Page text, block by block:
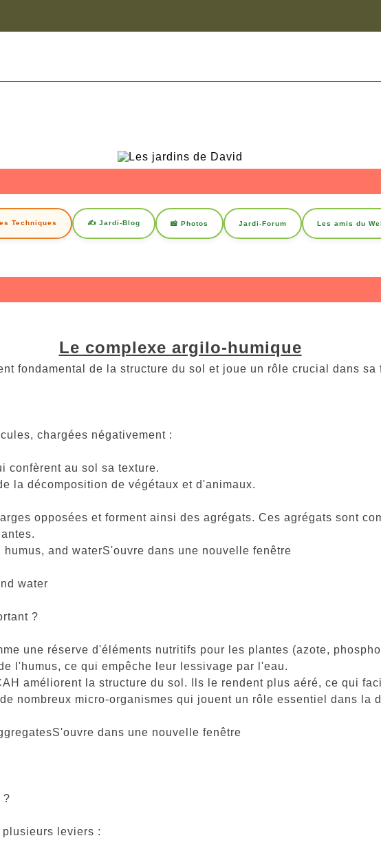
Techniques ✍️ Jardi-Blog 📸 Photos Jardi-Forum Les amis du
Le complexe argilo-humique
fondamental de la structure du sol et joue un rôle crucial dans sa
chargées négativement :
au sol sa texture.
la décomposition de végétaux et d'animaux.
opposées et forment ainsi des agrégats. Ces agrégats sont
and waterS'ouvre dans une nouvelle fenêtre
water
?
une réserve d'éléments nutritifs pour les plantes (azote,
l'humus, ce qui empêche leur lessivage par l'eau.
améliorent la structure du sol. Ils le rendent plus aéré, ce qui
nombreux micro-organismes qui jouent un rôle essentiel dans la
dans une nouvelle fenêtre
?
leviers :